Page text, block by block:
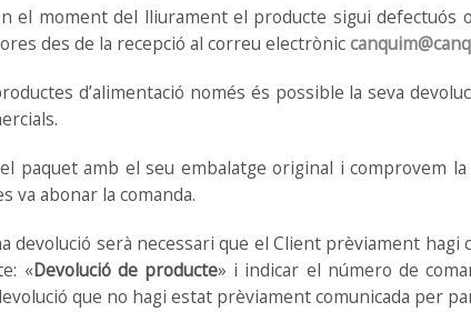
el moment del lliurament el producte sigui
des de la recepció al correu electrònic
d’alimentació només és possible la seva
paquet amb el seu embalatge original i comprovem la
va abonar la comanda.
devolució serà necessari que el Client prèviament hagi
«Devolució de producte» i indicar el número de
que no hagi estat prèviament comunicada per